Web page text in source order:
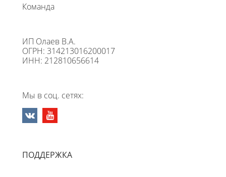
Команда
ИП Олаев В.А.
ОГРН: 314213016200017
ИНН: 212810656614
Мы в соц. сетях:
ПОДДЕРЖКА